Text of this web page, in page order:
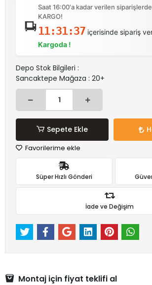
Saat 16:00'a kadar verilen
KARGO!
11:31:37 içerisinde sipariş
Kargoda !
Depo Stok Bilgileri :
Sancaktepe Mağaza : 20+
Sepete Ekle
Favorilerime ekle
Süper Hızlı Gönderi
İade ve Değişim
Montaj için fiyat teklifi al